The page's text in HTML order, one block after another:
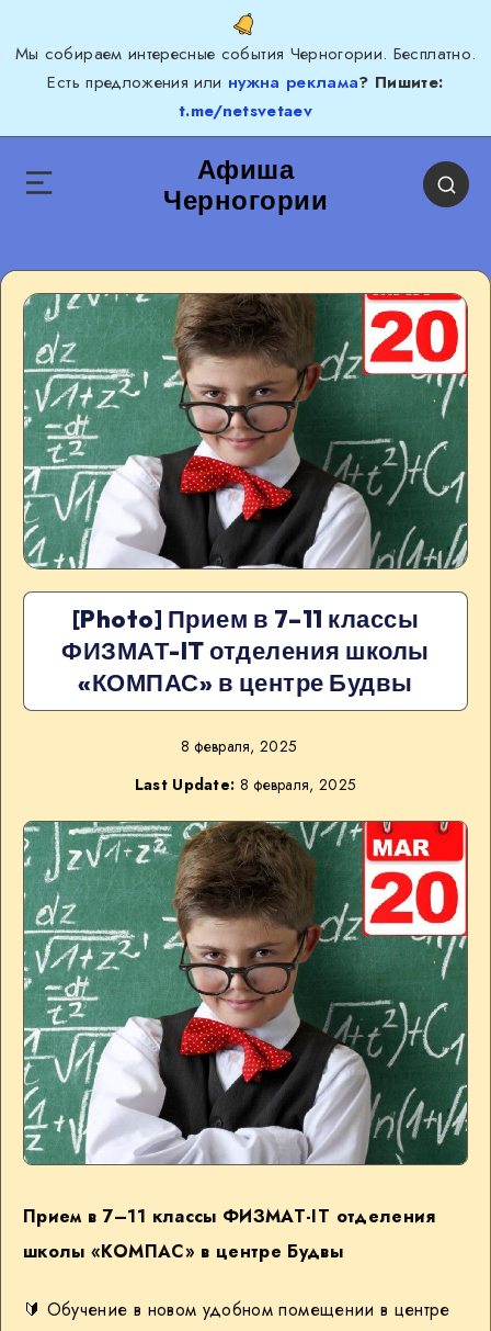
Мы собираем интересные события Черногории. Бесплатно.
Есть предложения или нужна реклама? Пишите:
t.me/netsvetaev
Афиша
Черногории
[Photo] Прием в 7–11 классы
ФИЗМАТ-IT отделения школы
«КОМПАС» в центре Будвы
8 февраля, 2025
Last Update: 8 февраля, 2025
Прием в 7–11 классы ФИЗМАТ-IT отделения
школы «КОМПАС» в центре Будвы
🔰 Обучение в новом удобном помещении в центре